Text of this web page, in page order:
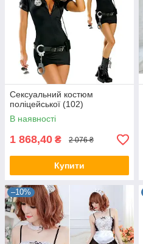
Сексуальний костюм
поліцейської (102)
В наявності
1 868,40 ₴ 2 076 ₴
Купити
–10%